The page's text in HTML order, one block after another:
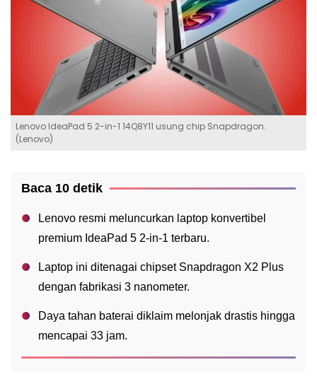
Lenovo IdeaPad 5 2-in-1 14Q8Y11 usung chip Snapdragon.
(Lenovo)
Baca 10 detik
Lenovo resmi meluncurkan laptop konvertibel
premium IdeaPad 5 2-in-1 terbaru.
Laptop ini ditenagai chipset Snapdragon X2 Plus
dengan fabrikasi 3 nanometer.
Daya tahan baterai diklaim melonjak drastis hingga
mencapai 33 jam.